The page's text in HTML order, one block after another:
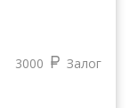
3000 Залог